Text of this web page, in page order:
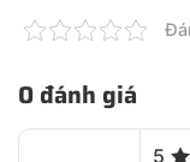
0 đánh giá
5